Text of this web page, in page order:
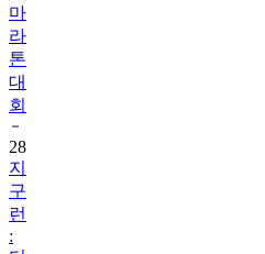
마
라
톤
대
회
28
지
구
런
: